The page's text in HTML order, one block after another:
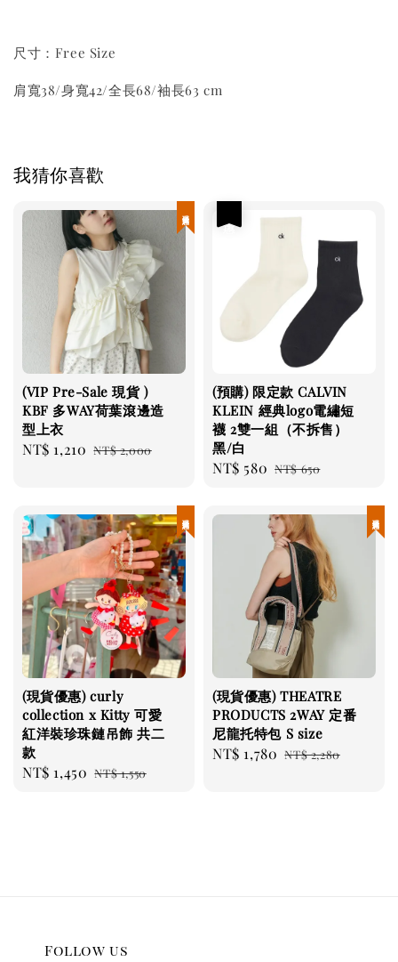
尺寸：Free Size
肩寬38/身寬42/全長68/袖長63 cm
我猜你喜歡
(VIP Pre-Sale 現貨 )
KBF 多WAY荷葉滾邊造
型上衣
Sale
NT$ 1,210 Regular
NT$ 2,000
(預購) 限定款 CALVIN
KLEIN 經典logo電繡短
襪 2雙一組（不拆售）
黑/白
Sale
NT$ 580 Regular
NT$ 650
(現貨優惠) curly
collection x Kitty 可愛
紅洋裝珍珠鏈吊飾 共二
款
Sale
NT$ 1,450 Regular
NT$ 1,550
(現貨優惠) THEATRE
PRODUCTS 2WAY 定番
尼龍托特包 S size
Sale
NT$ 1,780 Regular
NT$ 2,280
Follow us